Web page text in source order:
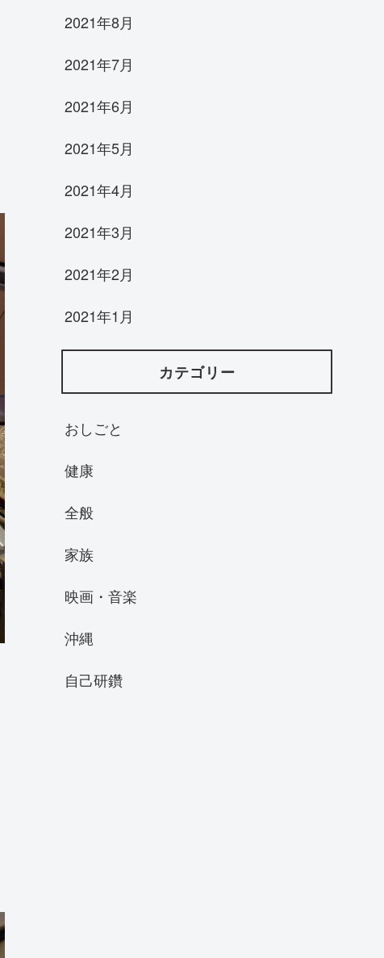
2021年8月
2021年7月
2021年6月
2021年5月
2021年4月
2021年3月
2021年2月
2021年1月
カテゴリー
おしごと
健康
全般
家族
映画・音楽
沖縄
自己研鑽